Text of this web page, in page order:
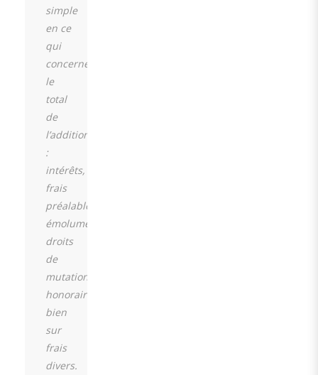
simple
en ce
qui
concerne
le
total
de
l’addition
:
intérêts,
frais
préalables,
émoluments,
droits
de
mutation,
honoraires.et
bien
sur
frais
divers.